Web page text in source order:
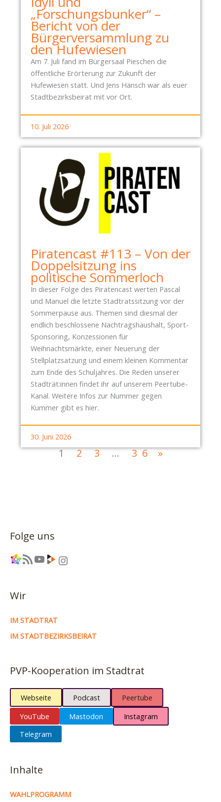
„Forschungsbunker“ –
Bericht von der
Bürgerversammlung zu
den Hufewiesen
Am 7. Juli fand im Bürgersaal Pieschen die
öffentliche Erörterung zur Zukunft der
Hufewiesen statt. Und Jens Hänsch war als euer
Stadtbezirksbeirat mit vor Ort.
10. Juli 2026
Piratencast #113 – Von der
Doppelsitzung ins
politische Sommerloch
In dieser Folge des Piratencast werten Pascal
und Manuel die letzte Stadtratssitzung vor der
Sommerpause aus. Themen sind diesmal der
endlich beschlossene Nachtragshaushalt, Sport-
Sponsoring, Konzessionen für
Weihnachtsmärkte, einer Neuerung der
Stellplatzsatzung und einem kleinen Kommentar
zum Ende des Schuljahres. Die Reden unserer
Stadträt:innen findet ihr auf unserem Peertube-
Kanal. Weitere Infos zur Nummer gegen
Kummer gibt es hier.
30. Juni 2026
1 2 3 … 36 »
Folge uns
Link RSS-Feed YouTube Link Instagram
Wir
IM STADTRAT
IM STADTBEZIRKSBEIRAT
PVP-Kooperation im Stadtrat
Webseite Podcast
Peertube
YouTube
Mastodon
Instagram
Telegram
Inhalte
WAHLPROGRAMM